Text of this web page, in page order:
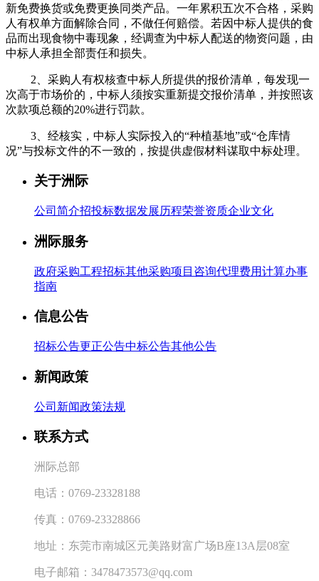
新免费换货或免费更换同类产品。一年累积五次不合格，采购
人有权单方面解除合同，不做任何赔偿。若因中标人提供的食
品而出现食物中毒现象，经调查为中标人配送的物资问题，由
中标人承担全部责任和损失。
2、采购人有权核查中标人所提供的报价清单，每发现一
次高于市场价的，中标人须按实重新提交报价清单，并按照该
次款项总额的20%进行罚款。
3、经核实，中标人实际投入的“种植基地”或“仓库情
况”与投标文件的不一致的，按提供虚假材料谋取中标处理。
关于洲际
公司简介招投标数据发展历程荣誉资质企业文化
洲际服务
政府采购工程招标其他采购项目咨询代理费用计算办事
指南
信息公告
招标公告更正公告中标公告其他公告
新闻政策
公司新闻政策法规
联系方式
洲际总部
电话： 0769-23328188
传真： 0769-23328866
地址：东莞市南城区元美路财富广场B座13A 层08室
电子邮箱： 3478473573@qq.com